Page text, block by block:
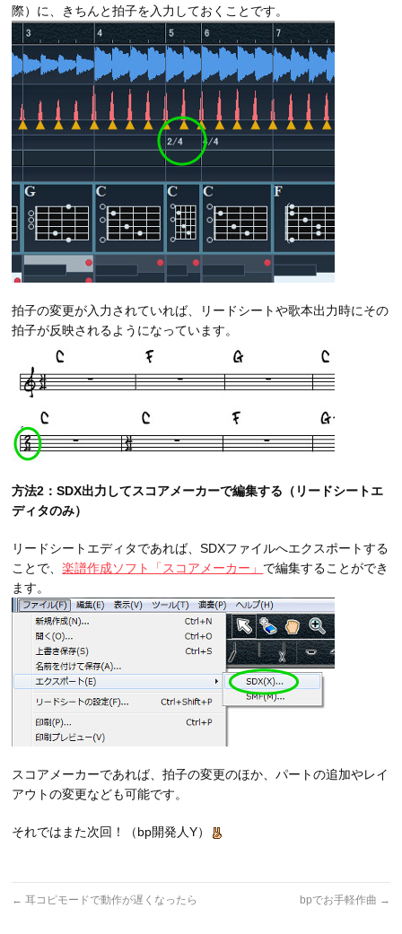
際）に、きちんと拍子を入力しておくことです。
拍子の変更が入力されていれば、リードシートや歌本出力時にその
拍子が反映されるようになっています。
方法2：SDX出力してスコアメーカーで編集する（リードシートエ
ディタのみ）
リードシートエディタであれば、SDXファイルへエクスポートする
ことで、楽譜作成ソフト「スコアメーカー」 で編集することができ
ます。
スコアメーカーであれば、拍子の変更のほか、パートの追加やレイ
アウトの変更なども可能です。
それではまた次回！（bp開発人Y）
← 耳コピモードで動作が遅くなったら bpでお手軽作曲 →